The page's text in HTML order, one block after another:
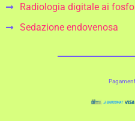
Radiologia digitale ai
Sedazione endovenosa